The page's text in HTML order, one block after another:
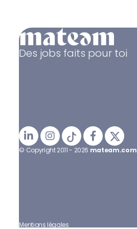
Des jobs faits pour toi
© Copyright 2011 - 2026 mateam.com
Mentions légales